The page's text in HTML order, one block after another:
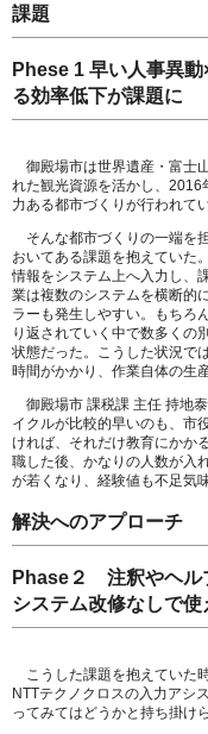
課題
Phese 1 早い人事異
る効率低下が課題に
御殿場市は世界遺産・富士
れた観光資源を活かし、2016
力ある都市づくりが行われてい
そんな都市づくりの一端を
おいてある課題を抱えていた
情報をシステム上へ入力し、
業は複数のシステムを横断的
ラーも発生しやすい。もちろ
り返されていく中で数多くの
状態だった。こうした状況で
時間がかかり、作業自体の生
御殿場市 課税課 主任 持地
イクルが比較的早いのも、市
ければ、それだけ教育にかか
職した後、かなりの人数が入
が若くなり、経験値も不足気
解決へのアプローチ
Phase２ 注釈やヘル
システム改修なしで
こうした課題を抱えていた
NTTテクノクロスの入力アシ
ってみてはどうかと持ち掛け